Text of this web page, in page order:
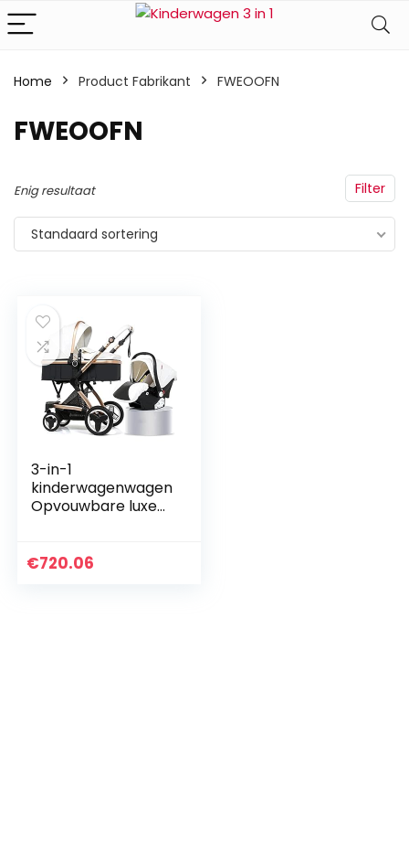
Home Product Fabrikant ‎FWEOOFN
‎FWEOOFN
Filter
Enig resultaat
Standaard sortering
3-in-1
kinderwagenwagen
Opvouwbare luxe
Schokabsorberend
€720.06